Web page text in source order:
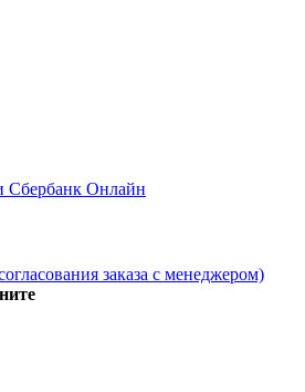
Сбербанк Онлайн
заказа с менеджером)